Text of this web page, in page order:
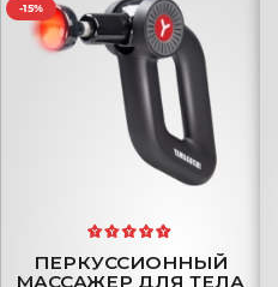
-15%
ПЕРКУССИОННЫЙ
МАССАЖЕР ДЛЯ ТЕЛА